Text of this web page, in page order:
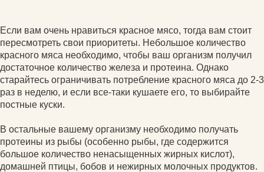
Если вам очень нравиться красное мясо, тогда вам стоит
пересмотреть свои приоритеты. Небольшое количество
красного мяса необходимо, чтобы ваш организм получил
достаточное количество железа и протеина. Однако
старайтесь ограничивать потребление красного мяса до 2-3
раз в неделю, и если все-таки кушаете его, то выбирайте
постные куски.
В остальные вашему организму необходимо получать
протеины из рыбы (особенно рыбы, где содержится
большое количество ненасыщенных жирных кислот),
домашней птицы, бобов и нежирных молочных продуктов.